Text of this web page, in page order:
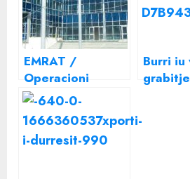
EMRAT /
Operacioni
“Muratori”, SPAK:
65 shqiptarë në
pranga,
sekuestrohen 45
Burri iu